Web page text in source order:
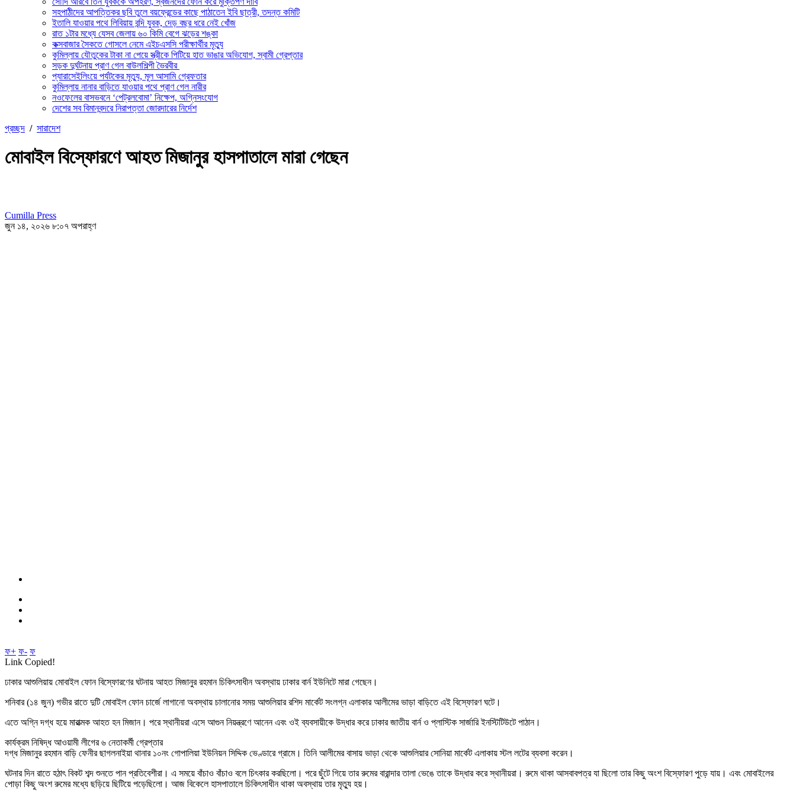
সহপাঠীদের আপত্তিকর ছবি তুলে বয়ফ্রেন্ডের কাছে পাঠাতেন ইবি ছাত্রী, তদন্ত কমিটি
ইতালি যাওয়ার পথে লিবিয়ায় বন্দি যুবক, দেড় বছর ধরে নেই খোঁজ
রাত ১টার মধ্যে যেসব জেলায় ৬০ কিমি বেগে ঝড়ের শঙ্কা
কক্সবাজার সৈকতে গোসলে নেমে এইচএসসি পরীক্ষার্থীর মৃত্যু
কুমিল্লায় যৌতুকের টাকা না পেয়ে স্ত্রীকে পিটিয়ে হাত ভাঙার অভিযোগ, স্বামী গ্রেপ্তার
সড়ক দুর্ঘটনায় প্রাণ গেল বাউলশিল্পী ভৈরবীর
প্যারাসেইলিংয়ে পর্যটকের মৃত্যু, মূল আসামি গ্রেফতার
কুমিল্লায় নানার বাড়িতে যাওয়ার পথে প্রাণ গেল নারীর
নওফেলের বাসভবনে ‘পেট্রলবোমা’ নিক্ষেপ, অগ্নিসংযোগ
দেশের সব বিমানবন্দরে নিরাপত্তা জোরদারের নির্দেশ
প্রচ্ছদ / সারাদেশ
মোবাইল বিস্ফোরণে আহত মিজানুর হাসপাতালে মারা গেছেন
Cumilla Press
জুন ১৪, ২০২৬ ৮:০৭ অপরাহ্ণ
ফ+ ফ- ফ
Link Copied!
ঢাকার আশুলিয়ায় মোবাইল ফোন বিস্ফোরণের ঘটনায় আহত মিজানুর রহমান চিকিৎসাধীন অবস্থায় ঢাকার বার্ন ইউনিটে মারা গেছেন।
শনিবার (১৪ জুন) গভীর রাতে দুটি মোবাইল ফোন চার্জে লাগানো অবস্থায় চালানোর সময় আশুলিয়ার রশিদ মার্কেট সংলগ্ন এলাকার আলীমের ভাড়া বাড়িতে এই বিস্ফোরণ ঘটে।
এতে অগ্নি দগ্ধ হয়ে মারাত্মক আহত হন মিজান। পরে স্থানীয়রা এসে আগুন নিয়ন্ত্রণে আনেন এবং ওই ব্যবসায়ীকে উদ্ধার করে ঢাকার জাতীয় বার্ন ও প্লাস্টিক সার্জারি ইনস্টিটিউটে পাঠান।
কার্যক্রম নিষিদ্ধ আওয়ামী লীগের ৬ নেতাকর্মী গ্রেপ্তার
দগ্ধ মিজানুর রহমান বাড়ি ফেনীর ছাগলনাইয়া থানার ১০নং গোপালিয়া ইউনিয়ন সিদ্দিক ভেণ্ডারে গ্রামে। তিনি আলীমের বাসায় ভাড়া থেকে আশুলিয়ার সোনিয়া মার্কেট এলাকায় স্টল লটের ব্যবসা করেন।
ঘটনার দিন রাতে হঠাৎ বিকট শব্দ শুনতে পান প্রতিবেশীরা। এ সময়ে বাঁচাও বাঁচাও বলে চিৎকার করছিলো। পরে ছুঁটে গিয়ে তার রুমের বারান্দার তালা ভেঙে তাকে উদ্ধার করে স্থানীয়রা। রুমে থাকা আসবাবপত্র যা ছিলো তার কিছু অংশ বিস্ফোরণ পুড়ে যায়। এবং মোবাইলের
পোড়া কিছু অংশ রুমের মধ্যে ছড়িয়ে ছিটিয়ে পড়েছিলো। আজ বিকেলে হাসপাতালে চিকিৎসাধীন থাকা অবস্থায় তার মৃত্যু হয়।